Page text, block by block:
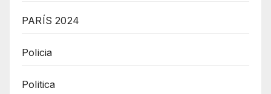
PARÍS 2024
Policia
Politica